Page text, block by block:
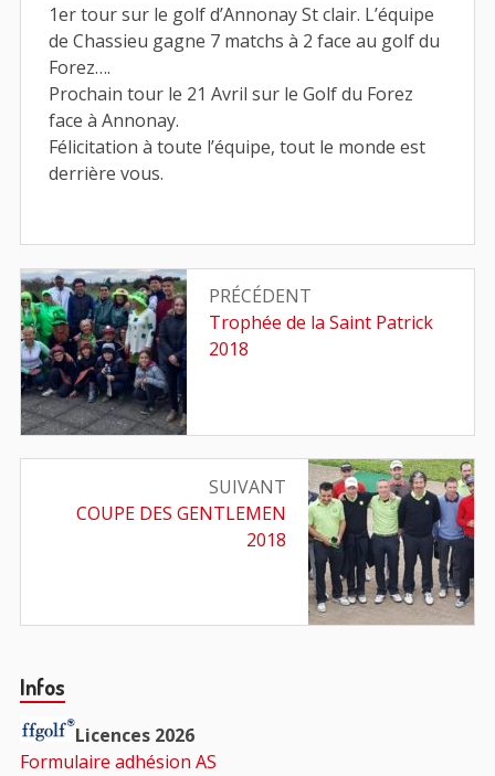
1er tour sur le golf d’Annonay St clair. L’équipe
de Chassieu gagne 7 matchs à 2 face au golf du
Forez….
Prochain tour le 21 Avril sur le Golf du Forez
face à Annonay.
Félicitation à toute l’équipe, tout le monde est
derrière vous.
Navigation
de
l’article
PRÉCÉDENT
Article
précédent
Trophée de la Saint Patrick
2018
SUIVANT
Article
COUPE DES GENTLEMEN
2018
Barre
principale
Infos
Licences 2026
Formulaire adhésion AS